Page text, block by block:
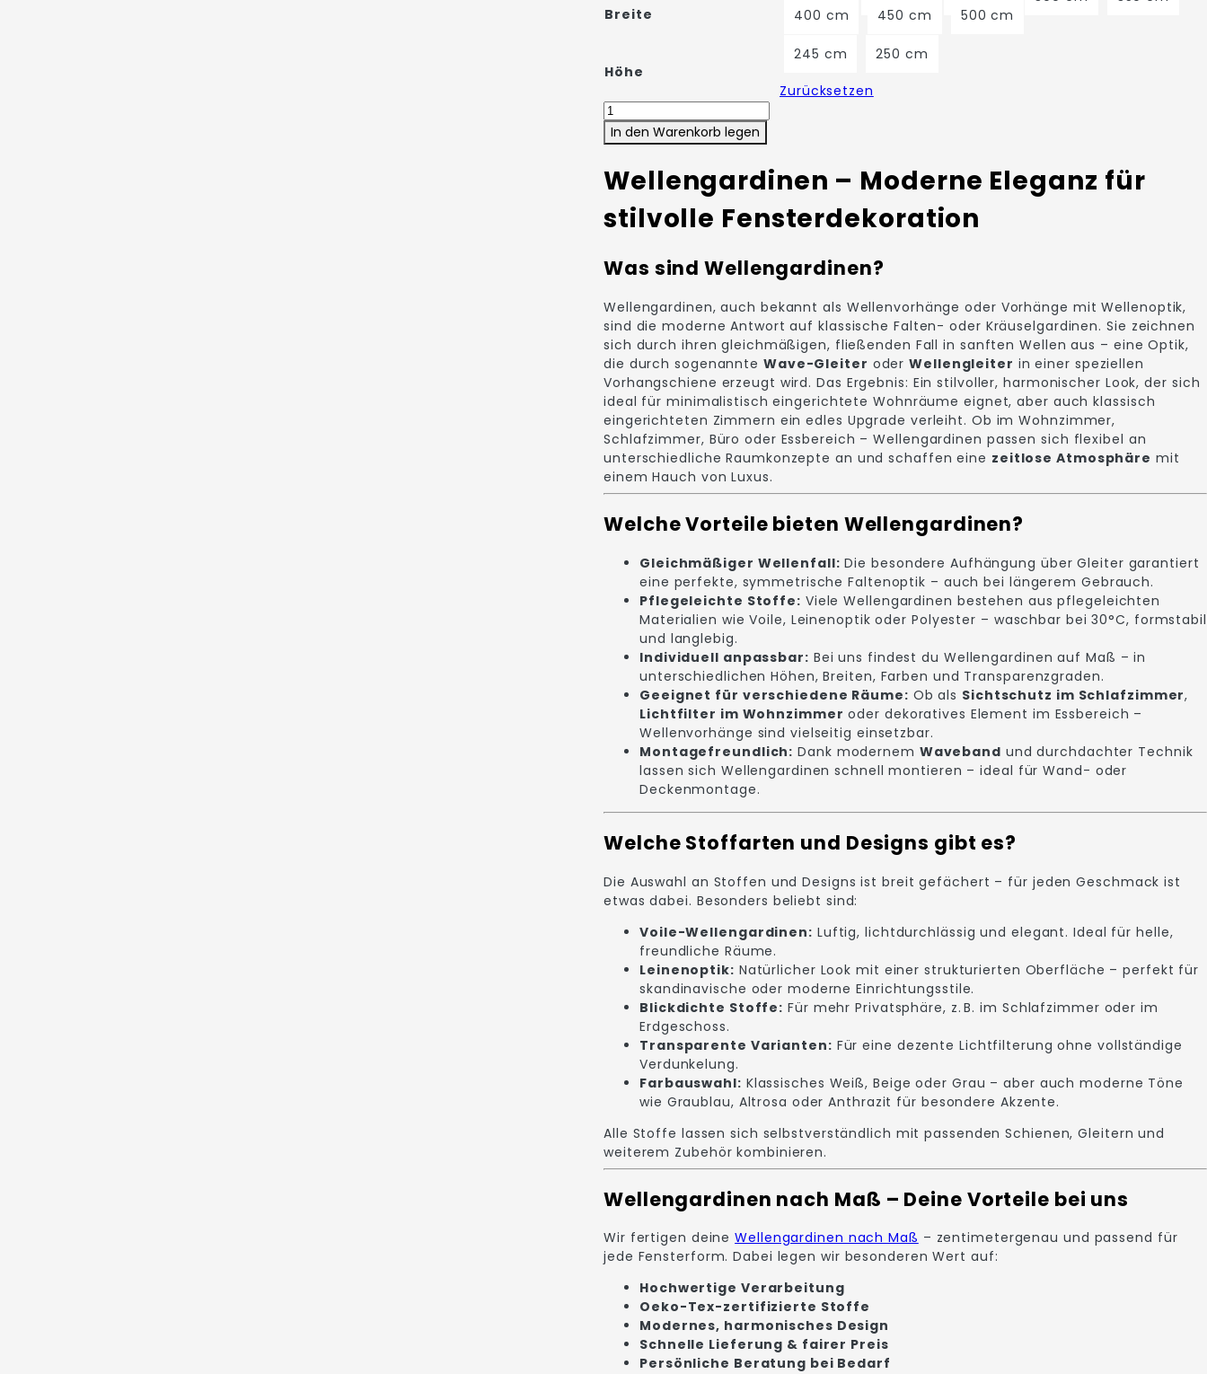
Breite
400 cm
450 cm 500 cm
Höhe
245 cm 250 cm
Zurücksetzen
Fertige
Wellengardinen
Premium
Menge
In den Warenkorb legen
Wellengardinen – Moderne Eleganz für
stilvolle Fensterdekoration
Was sind Wellengardinen?
Wellengardinen, auch bekannt als Wellenvorhänge oder Vorhänge mit Wellenoptik,
sind die moderne Antwort auf klassische Falten- oder Kräuselgardinen. Sie zeichnen
sich durch ihren gleichmäßigen, fließenden Fall in sanften Wellen aus – eine Optik,
die durch sogenannte Wave-Gleiter oderWellengleiter in einer speziellen
Vorhangschiene erzeugt wird. Das Ergebnis: Ein stilvoller, harmonischer Look, der sich
ideal für minimalistisch eingerichtete Wohnräume eignet, aber auch klassisch
eingerichteten Zimmern ein edles Upgrade verleiht. Ob im Wohnzimmer,
Schlafzimmer, Büro oder Essbereich – Wellengardinen passen sich flexibel an
unterschiedliche Raumkonzepte an und schaffen eine zeitlose Atmosphäre mit
einem Hauch von Luxus.
Welche Vorteile bieten Wellengardinen?
Gleichmäßiger Wellenfall: Die besondere Aufhängung über Gleiter garantiert
eine perfekte, symmetrische Faltenoptik – auch bei längerem Gebrauch.
Pflegeleichte Stoffe: Viele Wellengardinen bestehen aus pflegeleichten
Materialien wie Voile, Leinenoptik oder Polyester – waschbar bei 30°C, formstabil
und langlebig.
Individuell anpassbar: Bei uns findest du Wellengardinen auf Maß – in
unterschiedlichen Höhen, Breiten, Farben und Transparenzgraden.
Geeignet für verschiedene Räume: Ob als Sichtschutz im Schlafzimmer,
Lichtfilter im Wohnzimmer oder dekoratives Element im Essbereich –
Wellenvorhänge sind vielseitig einsetzbar.
Montagefreundlich: Dank modernem Waveband und durchdachter Technik
lassen sich Wellengardinen schnell montieren – ideal für Wand- oder
Deckenmontage.
Welche Stoffarten und Designs gibt es?
Die Auswahl an Stoffen und Designs ist breit gefächert – für jeden Geschmack ist
etwas dabei. Besonders beliebt sind:
Voile-Wellengardinen: Luftig, lichtdurchlässig und elegant. Ideal für helle,
freundliche Räume.
Leinenoptik: Natürlicher Look mit einer strukturierten Oberfläche – perfekt für
skandinavische oder moderne Einrichtungsstile.
Blickdichte Stoffe: Für mehr Privatsphäre, z. B. im Schlafzimmer oder im
Erdgeschoss.
Transparente Varianten: Für eine dezente Lichtfilterung ohne vollständige
Verdunkelung.
Farbauswahl: Klassisches Weiß, Beige oder Grau – aber auch moderne Töne
wie Graublau, Altrosa oder Anthrazit für besondere Akzente.
Alle Stoffe lassen sich selbstverständlich mit passenden Schienen, Gleitern und
weiterem Zubehör kombinieren.
Wellengardinen nach Maß – Deine Vorteile bei uns
Wir fertigen deineWellengardinen nach Maß – zentimetergenau und passend für
jede Fensterform. Dabei legen wir besonderen Wert auf:
Hochwertige Verarbeitung
Oeko-Tex-zertifizierte Stoffe
Modernes, harmonisches Design
Schnelle Lieferung & fairer Preis
Persönliche Beratung bei Bedarf